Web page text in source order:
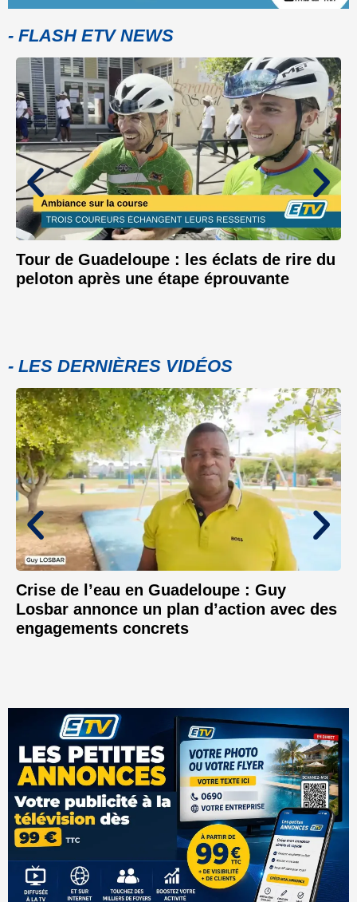
- FLASH ETV NEWS
Tour de Guadeloupe : les éclats de rire du
peloton après une étape éprouvante
- LES DERNIÈRES VIDÉOS
Crise de l’eau en Guadeloupe : Guy
Losbar annonce un plan d’action avec des
engagements concrets